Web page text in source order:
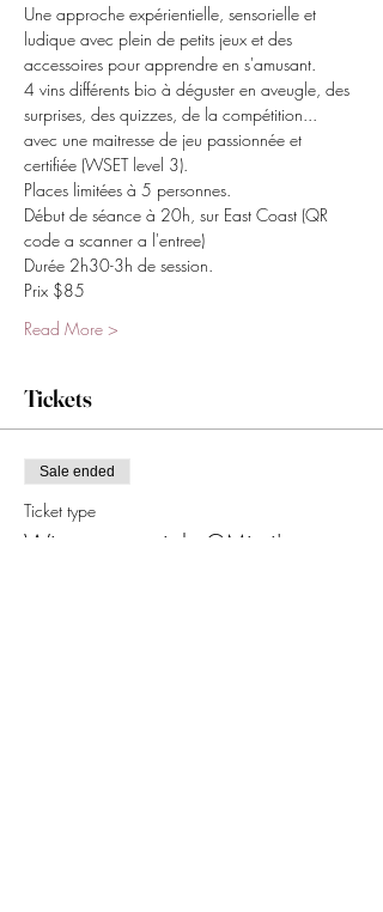
Une approche expérientielle, sensorielle et
ludique avec plein de petits jeux et des
accessoires pour apprendre en s'amusant.
4 vins différents bio à déguster en aveugle, des
surprises, des quizzes, de la compétition...
avec une maitresse de jeu passionnée et
certifiée (WSET level 3).
Places limitées à 5 personnes.
Début de séance à 20h, sur East Coast (QR
code a scanner a l'entree)
Durée 2h30-3h de session.
Prix $85
Read More >
Tickets
Sale ended
Ticket type
Wine game night @Mimi's